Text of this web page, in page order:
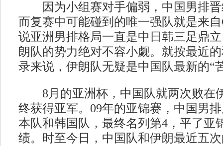
因为小组赛对手偏弱，中国男排晋
而复赛中可能碰到的唯一强队就是来
说亚洲男排格局一直是中日韩三足鼎
朗队的势力绝对不容小觑。就按最近
录来说，伊朗队无疑是中国队最新的“
8月的亚洲杯，中国队就两次败在
终获得亚军。09年的亚锦赛，中国男
本队和韩国队，最终名列第4，平了亚
绩。时至今日，中国队和伊朗最近五